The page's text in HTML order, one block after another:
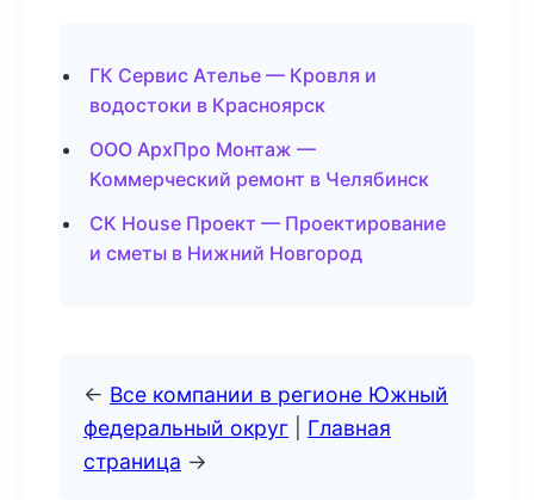
ГК Сервис Ателье — Кровля и
водостоки в Красноярск
ООО АрхПро Монтаж —
Коммерческий ремонт в Челябинск
СК House Проект — Проектирование
и сметы в Нижний Новгород
← Все компании в регионе Южный
федеральный округ
Главная
страница →